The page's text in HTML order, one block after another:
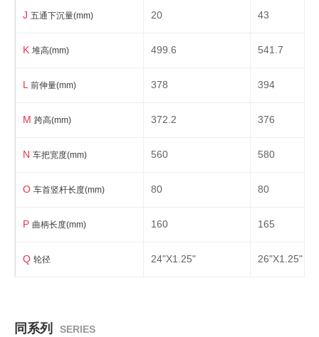
J 五通下沉量(mm) 20 43
K 堆高(mm) 499.6 541.7
L 前伸量(mm) 378 394
M 跨高(mm) 372.2 376
N 车把宽度(mm) 560 580
O 车首竖杆长度(mm) 80 80
P 曲柄长度(mm) 160 165
Q 轮径 24"X1.25" 26"X1.25"
同系列 SERIES